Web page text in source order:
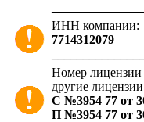
ИНН компании:
7714312079
Номер лицензии
другие
С №3954 77 от
П №3954 77 от